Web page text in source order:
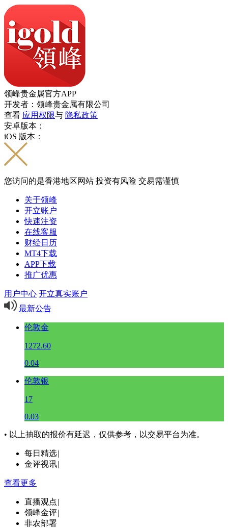
领峰贵金属官方APP
开发者：领峰贵金属有限公司
查看 应用权限与 隐私政策
安卓版本：
iOS 版本：
您访问的是香港地区网站 投资有风险 交易需谨慎
关于领峰
开立账户
快速注资
在线客服
财经日历
MT4下载
APP下载
推广优惠
用户中心 开立真实账户
最新公告
伦敦金
1272.60
0.04
伦敦银
17
0.03
• 以上抽取的报价有延迟，仅供参考，以交易平台为准。
每日精选|
金评视讯|
查看更多
直播观点|
领峰金评|
非农部署